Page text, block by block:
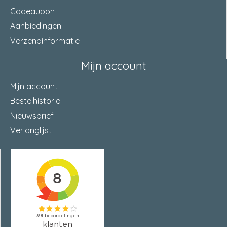
Cadeaubon
Aanbiedingen
Verzendinformatie
Mijn account
Mijn account
Bestelhistorie
Nieuwsbrief
Verlanglijst